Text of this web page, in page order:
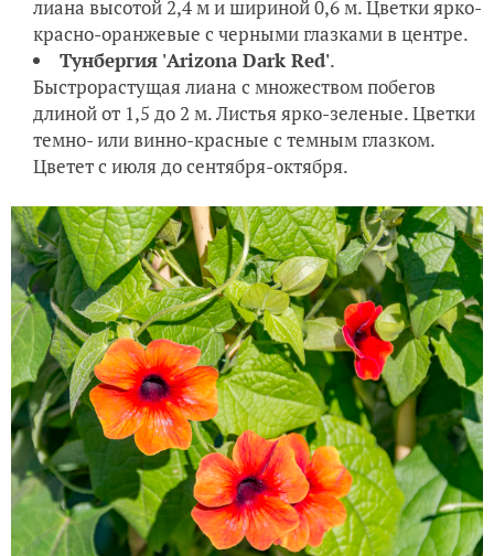
лиана высотой 2,4 м и шириной 0,6 м. Цветки ярко-
красно-оранжевые с черными глазками в центре.
Тунбергия 'Arizona Dark Red'.
Быстрорастущая лиана с множеством побегов
длиной от 1,5 до 2 м. Листья ярко-зеленые. Цветки
темно- или винно-красные с темным глазком.
Цветет с июля до сентября-октября.